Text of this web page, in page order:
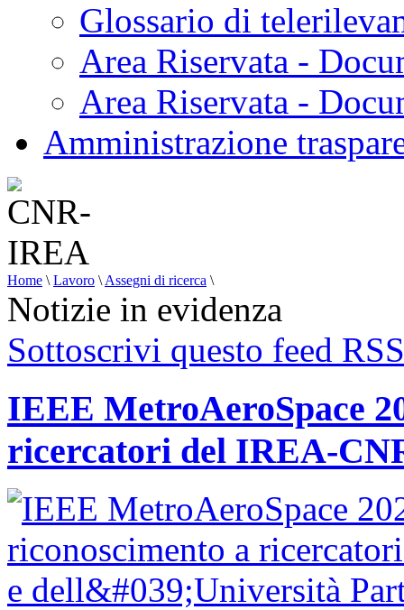
Glossario di
Area Riservata -
Area Riservata -
Amministrazione
Home \ Lavoro \ Assegni di ricerca \
Notizie in evidenza
Sottoscrivi questo feed RSS
IEEE MetroAeroSpace
ricercatori del IREA-